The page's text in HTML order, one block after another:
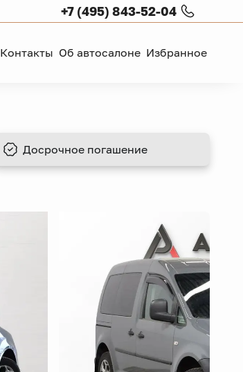
+7 (495) 843-52-04
Контакты Об автосалоне Избранное
Досрочное погашение